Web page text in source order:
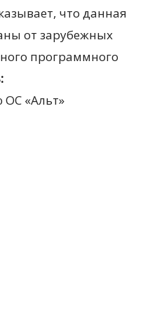
что данная
от зарубежных
программного